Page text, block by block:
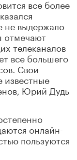
все более
не выдержало
отмечают
телеканалов
все большего
Свои
известные
Юрий Дудь
онлайн-
пользуются